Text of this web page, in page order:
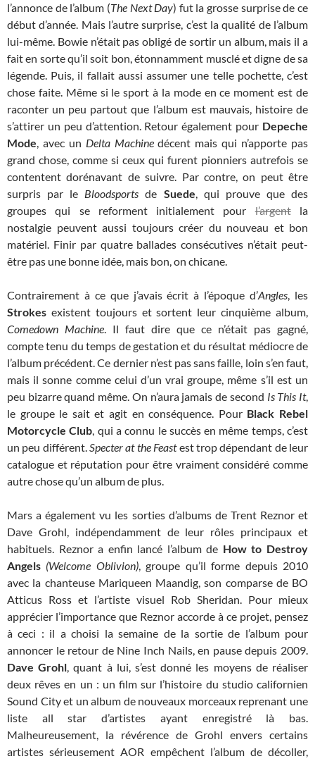
l’annonce de l’album (The Next Day) fut la grosse surprise de ce
début d’année. Mais l’autre surprise, c’est la qualité de l’album
lui-même. Bowie n’était pas obligé de sortir un album, mais il a
fait en sorte qu’il soit bon, étonnamment musclé et digne de sa
légende. Puis, il fallait aussi assumer une telle pochette, c’est
chose faite. Même si le sport à la mode en ce moment est de
raconter un peu partout que l’album est mauvais, histoire de
s’attirer un peu d’attention. Retour également pour Depeche
Mode, avec un Delta Machinedécent mais qui n’apporte pas
grand chose, comme si ceux qui furent pionniers autrefois se
contentent dorénavant de suivre. Par contre, on peut être
surpris par le Bloodsports de Suede, qui prouve que des
groupes qui se reforment initialement pourl’argentla
nostalgie peuvent aussi toujours créer du nouveau et bon
matériel. Finir par quatre ballades consécutives n’était peut-
être pas une bonne idée, mais bon, on chicane.
Contrairement à ce que j’avais écrit à l’époque d’Angles, les
Strokes existent toujours et sortent leur cinquième album,
Comedown Machine. Il faut dire que ce n’était pas gagné,
compte tenu du temps de gestation et du résultat médiocre de
l’album précédent. Ce dernier n’est pas sans faille, loin s’en faut,
mais il sonne comme celui d’un vrai groupe, même s’il est un
peu bizarre quand même. On n’aura jamais de second Is This It,
le groupe le sait et agit en conséquence. Pour Black Rebel
Motorcycle Club, qui a connu le succès en même temps, c’est
un peu différent.Specter at the Feastest trop dépendant de leur
catalogue et réputation pour être vraiment considéré comme
autre chose qu’un album de plus.
Mars a également vu les sorties d’albums de Trent Reznor et
Dave Grohl, indépendamment de leur rôles principaux et
habituels. Reznor a enfin lancé l’album de How to Destroy
Angels (Welcome Oblivion), groupe qu’il forme depuis 2010
avec la chanteuse Mariqueen Maandig, son comparse de BO
Atticus Ross et l’artiste visuel Rob Sheridan. Pour mieux
apprécier l’importance que Reznor accorde à ce projet, pensez
à ceci : il a choisi la semaine de la sortie de l’album pour
annoncer le retour de Nine Inch Nails, en pause depuis 2009.
Dave Grohl, quant à lui, s’est donné les moyens de réaliser
deux rêves en un : un film sur l’histoire du studio californien
Sound City et un album de nouveaux morceaux reprenant une
liste all star d’artistes ayant enregistré là bas.
Malheureusement, la révérence de Grohl envers certains
artistes sérieusement AOR empêchent l’album de décoller,